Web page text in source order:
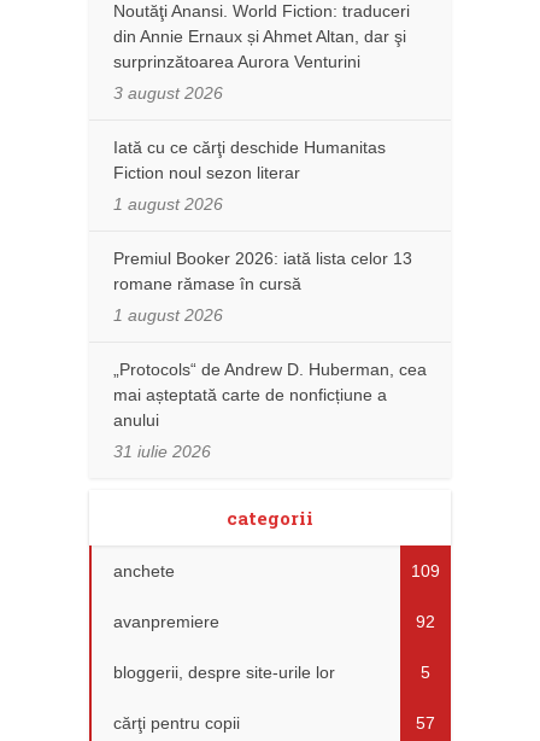
Noutăţi Anansi. World Fiction: traduceri
din Annie Ernaux și Ahmet Altan, dar şi
surprinzătoarea Aurora Venturini
3 august 2026
Iată cu ce cărţi deschide Humanitas
Fiction noul sezon literar
1 august 2026
Premiul Booker 2026: iată lista celor 13
romane rămase în cursă
1 august 2026
„Protocols“ de Andrew D. Huberman, cea
mai așteptată carte de nonficțiune a
anului
31 iulie 2026
categorii
anchete 109
avanpremiere 92
bloggerii, despre site-urile lor 5
cărţi pentru copii 57